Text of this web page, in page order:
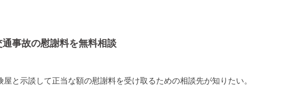
事故の慰謝料を無料相談
屋と示談して正当な額の慰謝料を受け取るための相談先が知りたい。